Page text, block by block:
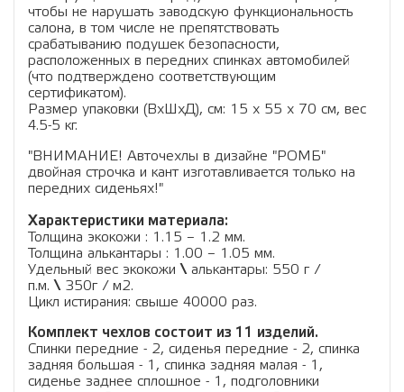
чтобы не нарушать заводскую функциональность
салона, в том числе не препятствовать
срабатыванию подушек безопасности,
расположенных в передних спинках автомобилей
(что подтверждено соответствующим
сертификатом).
Размер упаковки (ВхШхД), см: 15 x 55 x 70 см, вес
4.5-5 кг.
"ВНИМАНИЕ! Авточехлы в дизайне "РОМБ"
двойная строчка и кант изготавливается только на
передних сиденьях!"
Характеристики материала:
Толщина экокожи : 1.15 – 1.2 мм.
Толщина алькантары : 1.00 – 1.05 мм.
Удельный вес экокожи \алькантары: 550 г /
п.м. \350г / м2.
Цикл истирания: свыше 40000 раз.
Комплект чехлов состоит из 11 изделий.
Спинки передние - 2, сиденья передние - 2, спинка
задняя большая - 1, спинка задняя малая - 1,
сиденье заднее сплошное - 1, подголовники